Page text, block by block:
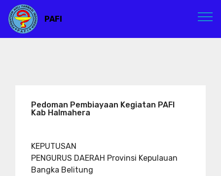
PAFI
Pedoman Pembiayaan Kegiatan PAFI
Kab Halmahera
KEPUTUSAN
PENGURUS DAERAH Provinsi Kepulauan
Bangka Belitung